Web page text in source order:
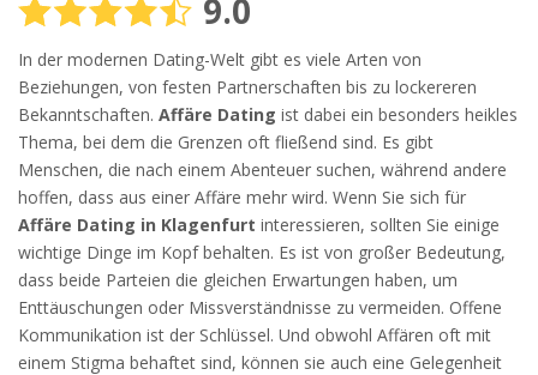
Deine E-Mail?
Mit meiner Anmeldung erkläre ich mich mit den
Nutzungsbedingungenund derDatenschutzerklärung
einverstanden. Ich erhalte Informationen und Angebote des
Betreibers per E-Mail, der Zusendung kann ich jederzeit
widersprechen.
JETZT ANMELDEN!
9.0
In der modernen Dating-Welt gibt es viele Arten von
Beziehungen, von festen Partnerschaften bis zu lockereren
Bekanntschaften. Affäre Dating ist dabei ein besonders heikles
Thema, bei dem die Grenzen oft fließend sind. Es gibt
Menschen, die nach einem Abenteuer suchen, während andere
hoffen, dass aus einer Affäre mehr wird. Wenn Sie sich für
Affäre Dating in Klagenfurt interessieren, sollten Sie einige
wichtige Dinge im Kopf behalten. Es ist von großer Bedeutung,
dass beide Parteien die gleichen Erwartungen haben, um
Enttäuschungen oder Missverständnisse zu vermeiden. Offene
Kommunikation ist der Schlüssel. Und obwohl Affären oft mit
einem Stigma behaftet sind, können sie auch eine Gelegenheit